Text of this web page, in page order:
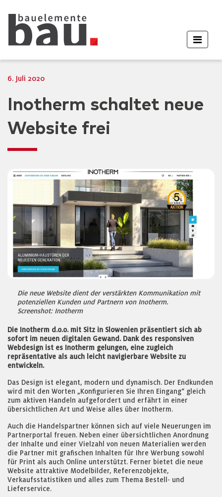
6. Juli 2020
Inotherm schaltet neue
Website frei
Die neue Website dient der verstärkten Kommunikation mit
potenziellen Kunden und Partnern von Inotherm.
Screenshot: Inotherm
Die Inotherm d.o.o. mit Sitz in Slowenien präsentiert sich ab
sofort im neuen digitalen Gewand. Dank des responsiven
Webdesign ist es Inotherm gelungen, eine zugleich
repräsentative als auch leicht navigierbare Website zu
entwickeln.
Das Design ist elegant, modern und dynamisch. Der Endkunden
wird mit den Worten „Konfigurieren Sie Ihren Eingang“ gleich
zum aktiven Handeln aufgefordert und erfährt in einer
übersichtlichen Art und Weise alles über Inotherm.
Auch die Handelspartner können sich auf viele Neuerungen im
Partnerportal freuen. Neben einer übersichtlichen Anordnung
der Inhalte und einer Vielzahl von neuen Materialien werden
die Partner mit grafischen Inhalten für Ihre Werbung sowohl
für Print als auch Online unterstützt. Ferner bietet die neue
Website attraktive Modelbilder, Referenzobjekte,
Verkaufsstatistiken und alles zum Thema Bestell- und
Lieferservice.